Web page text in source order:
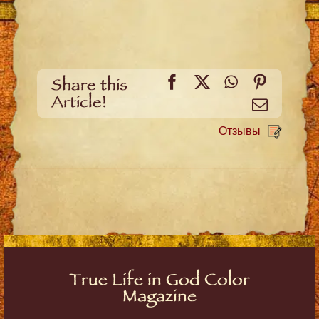
Share this
Article!
Facebook
X WhatsApp
Email
Отзывы
True Life in God Color
Magazine